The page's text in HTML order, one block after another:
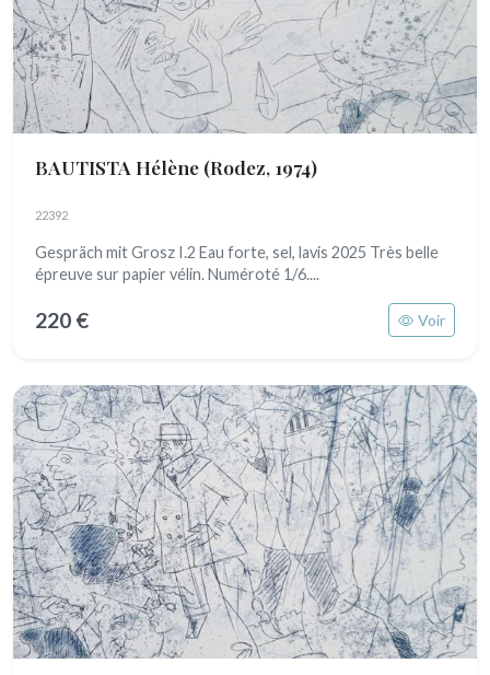
BAUTISTA Hélène (Rodez, 1974)
22392
Gespräch mit Grosz I.2 Eau forte, sel, lavis 2025 Très belle
épreuve sur papier vélin. Numéroté 1/6....
220 € Voir